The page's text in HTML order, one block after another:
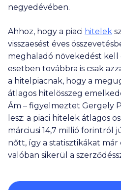
negyedévében.
Ahhoz, hogy a piaci hitelek
visszaesést éves
meghaladó növekedést kell
esetben továbbra is csak
a hitelpiacnak, hogy a
átlagos hitelösszeg
Ám – figyelmeztet Gergely
lesz: a piaci hitelek átlagos
márciusi 14,7 millió forintról
nőtt, így a statisztikákat már
valóban sikerül a